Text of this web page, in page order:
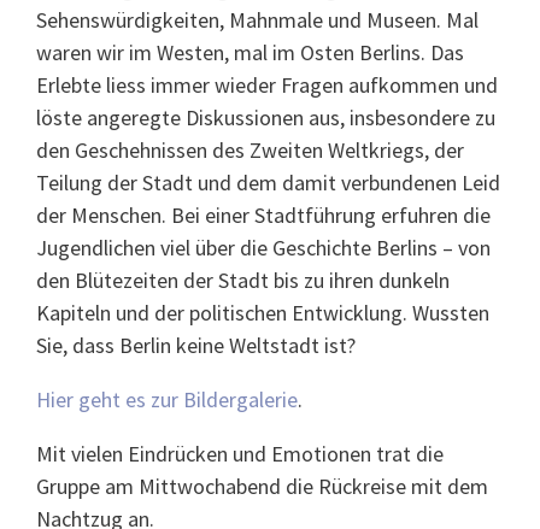
Sehenswürdigkeiten, Mahnmale und Museen. Mal
waren wir im Westen, mal im Osten Berlins. Das
Erlebte liess immer wieder Fragen aufkommen und
löste angeregte Diskussionen aus, insbesondere zu
den Geschehnissen des Zweiten Weltkriegs, der
Teilung der Stadt und dem damit verbundenen Leid
der Menschen. Bei einer Stadtführung erfuhren die
Jugendlichen viel über die Geschichte Berlins – von
den Blütezeiten der Stadt bis zu ihren dunkeln
Kapiteln und der politischen Entwicklung. Wussten
Sie, dass Berlin keine Weltstadt ist?
Hier geht es zur Bildergalerie.
Mit vielen Eindrücken und Emotionen trat die
Gruppe am Mittwochabend die Rückreise mit dem
Nachtzug an.